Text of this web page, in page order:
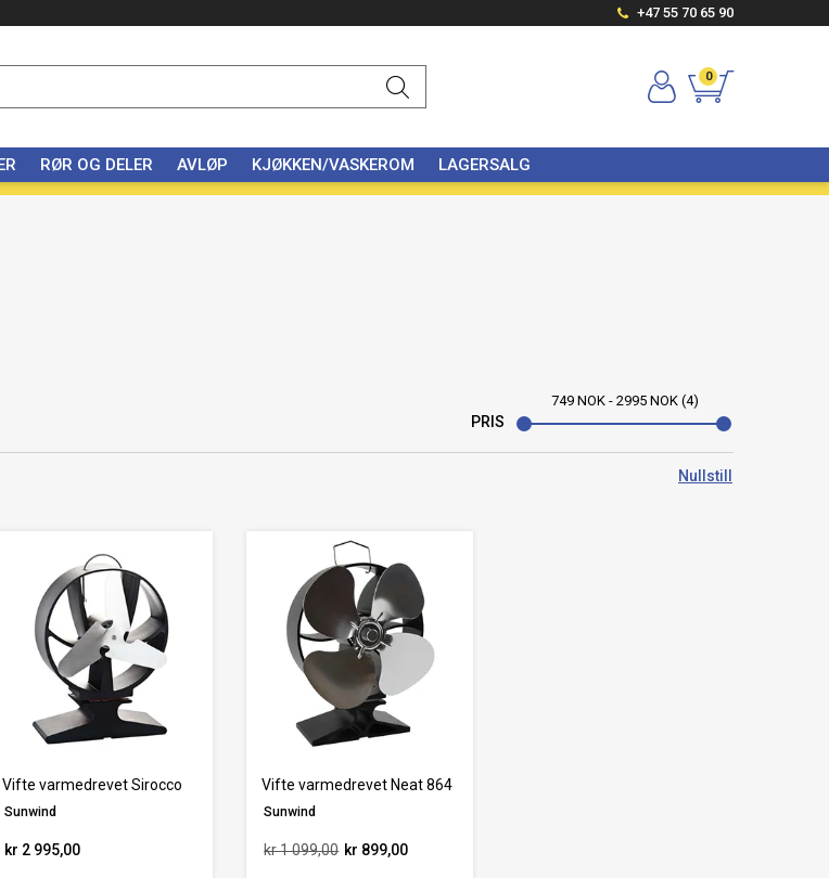
+47 55 70 65 90
0
RØR OG DELER AVLØP KJØKKEN/VASKEROM LAGERSALG
PRIS
749 NOK - 2995 NOK 4
Nullstill
Vifte varmedrevet Sirocco
Sunwind
kr 2 995,00
Vifte varmedrevet Neat 864
Sunwind
-18%
kr 1 099,00 kr 899,00